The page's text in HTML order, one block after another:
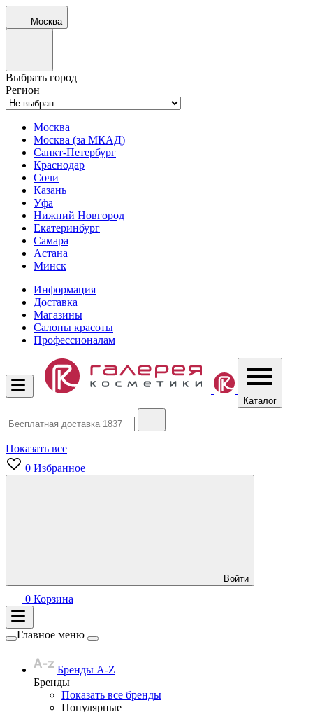
Москва
Выбрать город
Регион
Москва
Москва (за МКАД)
Санкт-Петербург
Краснодар
Сочи
Казань
Уфа
Нижний Новгород
Екатеринбург
Самара
Астана
Минск
Информация
Доставка
Магазины
Салоны красоты
Профессионалам
Каталог
Показать все
0 Избранное
Войти
0 Корзина
Главное меню
Бренды A-Z
Бренды
Показать все бренды
Популярные